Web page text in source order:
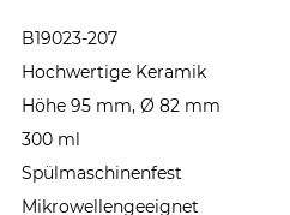
B19023-207
Hochwertige Keramik
Höhe 95 mm, Ø 82 mm
300 ml
Spülmaschinenfest
Mikrowellengeeignet